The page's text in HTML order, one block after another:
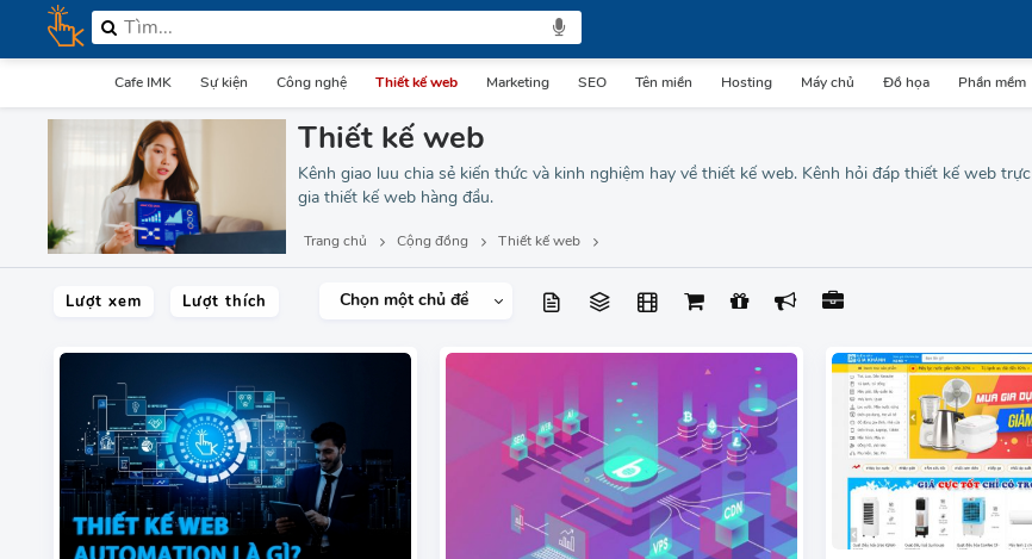
Cafe IMK Sự kiện Công nghệ Thiết kế web Marketing SEO Tên miền Hosting Máy chủ Đồ họa Phần mềm
Thiết kế web
Kênh giao luu chia sẻ kiến thức và kinh nghiệm hay về thiết kế web. Kênh hỏi đáp thiết kế web
gia thiết kế web hàng đầu.
Trang chủ Cộng đồng Thiết kế web
Lượt xem Lượt thích Chọn một chủ đề